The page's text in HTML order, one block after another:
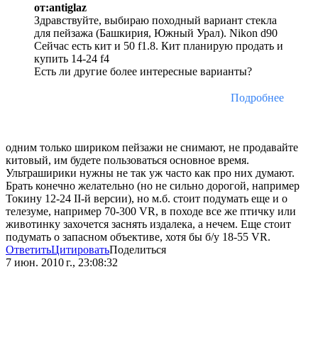
от:antiglaz
Здравствуйте, выбираю походный вариант стекла
для пейзажа (Башкирия, Южный Урал). Nikon d90
Сейчас есть кит и 50 f1.8. Кит планирую продать и
купить 14-24 f4
Есть ли другие более интересные варианты?
Подробнее
одним только шириком пейзажи не снимают, не продавайте
китовый, им будете пользоваться основное время.
Ультраширики нужны не так уж часто как про них думают.
Брать конечно желательно (но не сильно дорогой, например
Токину 12-24 II-й версии), но м.б. стоит подумать еще и о
телезуме, например 70-300 VR, в походе все же птичку или
животинку захочется заснять издалека, а нечем. Еще стоит
подумать о запасном объективе, хотя бы б/у 18-55 VR.
ОтветитьЦитироватьПоделиться
7 июн. 2010 г., 23:08:32